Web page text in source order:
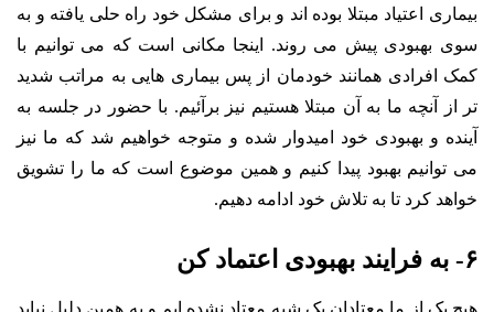
بیماری اعتیاد مبتلا بوده اند و برای مشکل خود راه حلی یافته و به
سوی بهبودی پیش می روند. اینجا مکانی است که می توانیم با
کمک افرادی همانند خودمان از پس بیماری هایی به مراتب شدید
تر از آنچه ما به آن مبتلا هستیم نیز برآئیم. با حضور در جلسه به
آینده و بهبودی خود امیدوار شده و متوجه خواهیم شد که ما نیز
می توانیم بهبود پیدا کنیم و همین موضوع است که ما را تشویق
خواهد کرد تا به تلاش خود ادامه دهیم.
۶- به فرایند بهبودی اعتماد کن
هیچ یک از ما معتادان یک شبه معتاد نشده ایم و به همین دلیل نباید